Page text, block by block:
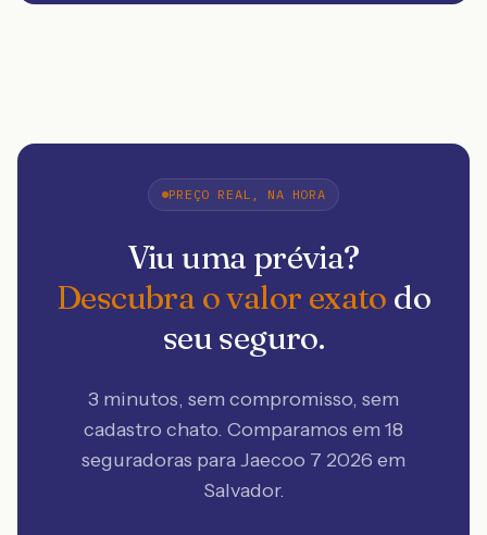
PREÇO REAL, NA HORA
Viu uma prévia?
Descubra o valor exato do
seu seguro.
3 minutos, sem compromisso, sem
cadastro chato. Comparamos em 18
seguradoras para Jaecoo 7 2026 em
Salvador.